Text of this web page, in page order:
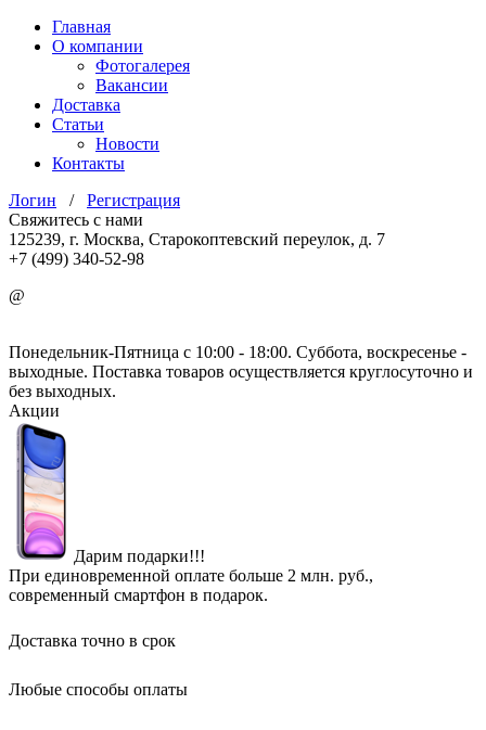
Главная
О компании
Фотогалерея
Вакансии
Доставка
Статьи
Новости
Контакты
Логин / Регистрация
Свяжитесь с нами
125239, г. Москва, Старокоптевский переулок, д. 7
+7 (499) 340-52-98
@
Понедельник-Пятница с 10:00 - 18:00. Суббота, воскресенье -
выходные. Поставка товаров осуществляется круглосуточно и
без выходных.
Акции
Дарим подарки!!!
При единовременной оплате больше 2 млн. руб.,
современный смартфон в подарок.
Доставка точно в срок
Любые способы оплаты